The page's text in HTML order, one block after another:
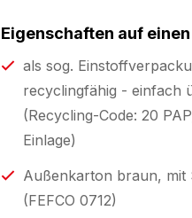
Eigenschaften auf
als sog.
recyclingfähig - einfach
(Recycling-Code: 20
Einlage)
Außenkarton braun, mit
(FEFCO 0712)